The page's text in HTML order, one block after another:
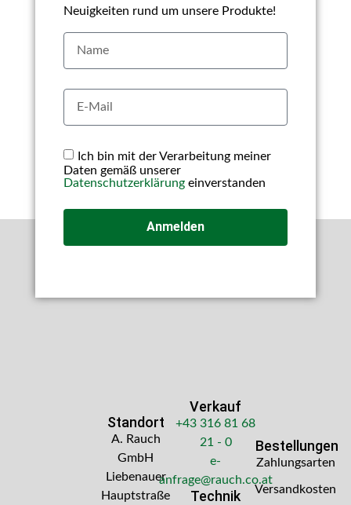
Neuigkeiten rund um unsere Produkte!
Ich bin mit der Verarbeitung meiner
Daten gemäß unserer
Datenschutzerklärungeinverstanden
Anmelden
Standort
A. Rauch
GmbH
Liebenauer
Hauptstraße
Verkauf
+43 316 81 68
21 - 0
e-
anfrage@rauch.co.at
Technik
Bestellungen
Zahlungsarten
Versandkosten